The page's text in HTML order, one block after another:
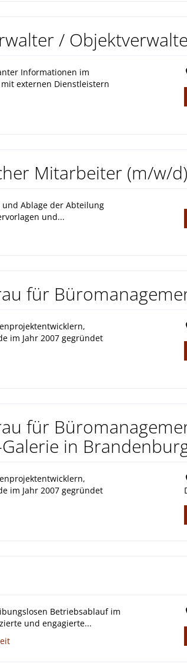
/
Informationen im
externen Dienstleistern
Mitarbeiter (m/w/d)
Ablage der Abteilung
und...
für
im Jahr 2007 gegründet
für
in
im Jahr 2007 gegründet
Betriebsablauf im
und engagierte...